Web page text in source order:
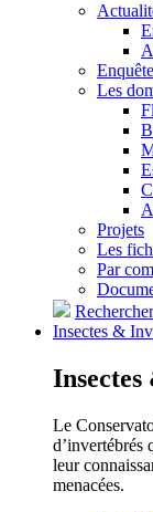
Les
Projets
Les
Par
Insectes &
Insectes
Le
d’invertébrés
leur
menacées.